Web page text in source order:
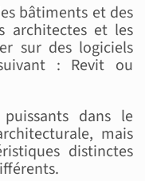
bâtiments et des
architectes et les
sur des logiciels
: Revit ou
dans le
mais
distinctes